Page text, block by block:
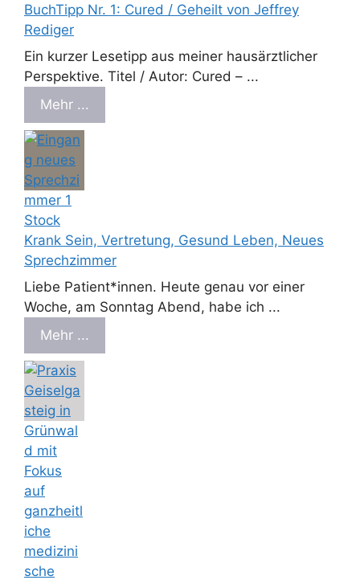
BuchTipp Nr. 1: Cured / Geheilt von Jeffrey
Rediger
Ein kurzer Lesetipp aus meiner hausärztlicher
Perspektive. Titel / Autor: Cured – ...
Mehr ...
Krank Sein, Vertretung, Gesund Leben, Neues
Sprechzimmer
Liebe Patient*innen. Heute genau vor einer
Woche, am Sonntag Abend, habe ich ...
Mehr ...